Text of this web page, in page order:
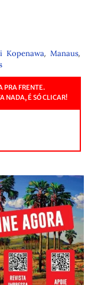
Kopenawa,Manaus,
PRA FRENTE.
NADA, É SÓ CLICAR!